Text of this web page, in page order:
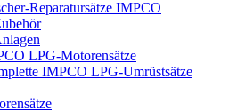
Reparatursätze IMPCO
LPG-Motorensätze
IMPCO LPG-Umrüstsätze